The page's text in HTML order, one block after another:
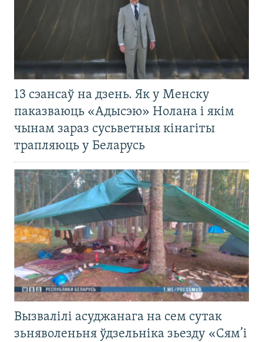
13 сэансаў на дзень. Як у Менску
паказваюць «Адысэю» Нолана і якім
чынам зараз сусьветныя кінагіты
трапляюць у Беларусь
Вызвалілі асуджанага на сем сутак
зьняволеньня ўдзельніка зьезду «Сям’і